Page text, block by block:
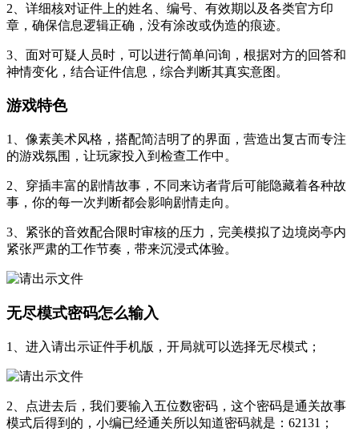
2、详细核对证件上的姓名、编号、有效期以及各类官方印
章，确保信息逻辑正确，没有涂改或伪造的痕迹。
3、面对可疑人员时，可以进行简单问询，根据对方的回答和
神情变化，结合证件信息，综合判断其真实意图。
游戏特色
1、像素美术风格，搭配简洁明了的界面，营造出复古而专注
的游戏氛围，让玩家投入到检查工作中。
2、穿插丰富的剧情故事，不同来访者背后可能隐藏着各种故
事，你的每一次判断都会影响剧情走向。
3、紧张的音效配合限时审核的压力，完美模拟了边境岗亭内
紧张严肃的工作节奏，带来沉浸式体验。
无尽模式密码怎么输入
1、进入请出示证件手机版，开局就可以选择无尽模式；
2、点进去后，我们要输入五位数密码，这个密码是通关故事
模式后得到的，小编已经通关所以知道密码就是：62131；